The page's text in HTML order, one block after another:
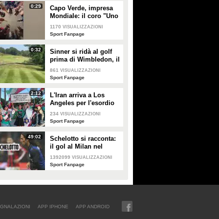
Genoa"
0:29
Capo Verde, impresa
Mondiale: il coro "Uno
per cento" celebra una
qualificazione storica
1170 VISUALIZZAZIONI
Sport Fanpage
0:32
Sinner si ridà al golf
prima di Wimbledon, il
risultato è esilarante
861 VISUALIZZAZIONI
Sport Fanpage
2:12
L'Iran arriva a Los
Angeles per l'esordio
ai Mondiali 2026 tra
misure di sicurezza e
234 VISUALIZZAZIONI
Sport Fanpage
49:02
Schelotto si racconta:
il gol al Milan nel
derby, gli scherzi di
Cassano, le genialate
1392099 VISUALIZZAZIONI
Sport Fanpage
APP IPHONE APP ANDROID